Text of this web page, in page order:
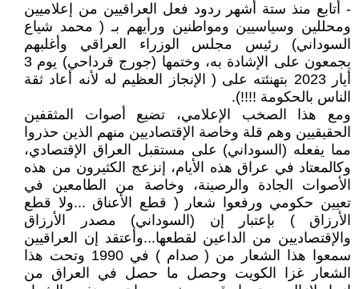
- أتابع منذ ستة أشهر ردود فعل العراقيين من إعلاميين
ومحللين وسياسيين ومواطنين ورأيهم بـ ( محمد شياع
السوداني) رئيس مجلس الوزراء العراقي وأغلبهم
يجمعون على الإشادة به، وختمها (جورج قرداحي) يوم 3
أيار 2023 بتهنئته على ( الإنجاز العظيم له لأنه أعاد ثقة
الناس بالحكومة !!!!).
ومع هذا الصخب الإعلامي، تضيع أصوات المثقفين
الحقيقيين وهم قلة وخاصة الإقتصاديين منهم الذين حذروا
مما يفعله (السوداني) على مستقبل العراق الإقتصادي،
وكالمعتاد في عراق هذه الأيام، إنزعج الكثيرون من هذه
الأصوات الجادة والرصينة، وخاصة من الطامعين في
تعيين حكومي ورفعوا شعار ( قطع الأعناق ...ولا قطع
الأرزاق ) بإعتبار إن (السوداني) مصدر الأرزاق
والإقتصاديين من الداعين لقطعها...وأعتقد إن العراقيين
سمعوا هذا الشعار من ( صدام ) في 1990 وتحت هذا
الشعار غزا الكويت وحصل ما حصل في العراق من